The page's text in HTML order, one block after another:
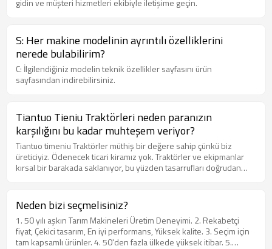
gidin ve müşteri hizmetleri ekibiyle iletişime geçin.
S: Her makine modelinin ayrıntılı özelliklerini
nerede bulabilirim?
C: İlgilendiğiniz modelin teknik özellikler sayfasını ürün
sayfasından indirebilirsiniz.
Tiantuo Tieniu Traktörleri neden paranızın
karşılığını bu kadar muhteşem veriyor?
Tiantuo timeniu Traktörler müthiş bir değere sahip çünkü biz
üreticiyiz. Ödenecek ticari kiramız yok. Traktörler ve ekipmanlar
kırsal bir barakada saklanıyor, bu yüzden tasarrufları doğrudan
Neden bizi seçmelisiniz?
1. 50 yılı aşkın Tarım Makineleri Üretim Deneyimi. 2. Rekabetçi
fiyat, Çekici tasarım, En iyi performans, Yüksek kalite. 3. Seçim için
tam kapsamlı ürünler. 4. 50'den fazla ülkede yüksek itibar. 5.